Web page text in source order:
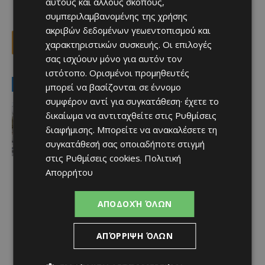
Facebook X Viber
LATEST NEWS
Ειδήσεις
ΚΕΡΑΙΕΣ ΣΤΙΣ ΒΡΕΤΑΝΙΚΕΣ ΒΑΣΕΙΣ –
Terra Cypria και BirdLife
συμμερίζονται τις ανησυχίες: «Κάθε
νέα ανάπτυξη απαιτεί ιδιαίτερη
προσοχή»
Afentiko
συμπεριλαμβανομένης της χρήσης
ακριβών δεδομένων γεωεντοπισμού και
χαρακτηριστικών συσκευής. Οι επιλογές
σας ισχύουν μόνο για αυτόν τον
ιστότοπο. Ορισμένοι προμηθευτές
μπορεί να βασίζονται σε έννομο
συμφέρον αντί για συγκατάθεση· έχετε το
δικαίωμα να αντιταχθείτε στις Ρυθμίσεις
διαφήμισης. Μπορείτε να ανακαλέσετε τη
συγκατάθεσή σας οποιαδήποτε στιγμή
στις Ρυθμίσεις cookies. Πολιτική
Απορρήτου
ΑΠΟΔΟΧΉ ΌΛΩΝ
ΑΠΌΡΡΙΨΗ ΌΛΩΝ